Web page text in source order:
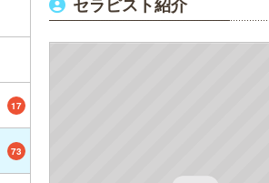
17
73